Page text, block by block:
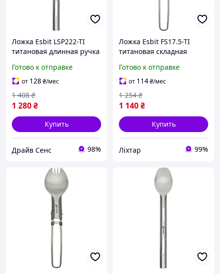
Ложка Esbit LSP222-TI
титановая длинная ручка
18 г компактная 1227-DS
Готово к отправке
от 128₴/мес
1 280₴
1 408 ₴
Купить
Драйв Сенс 98%
Ложка Esbit FS17.5-TI
титановая складная
пикников [1227-liht]
Готово к отправке
от 114₴/мес
1 140₴
1 254 ₴
Купить
Ліхтар 99%